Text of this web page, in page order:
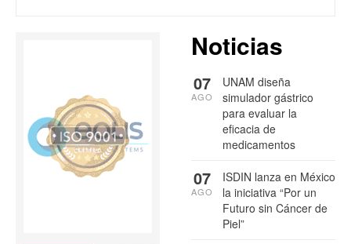
Noticias
UNAM diseña
simulador gástrico
para evaluar la
eficacia de
medicamentos
07
AGO
ISDIN lanza en México
la iniciativa “Por un
Futuro sin Cáncer de
Piel”
07
AGO